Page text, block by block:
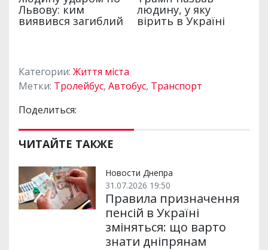
Категории: Життя міста
Метки: Тролейбус, Автобус, Транспорт
Поделиться:
ЧИТАЙТЕ ТАКЖЕ
Новости Днепра
31.07.2026 19:50
Правила призначення
пенсій в Україні
зміняться: що варто
знати дніпрянам